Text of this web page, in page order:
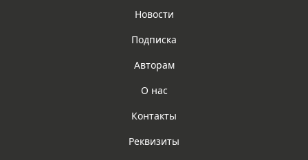
Новости
Подписка
Авторам
О нас
Контакты
Реквизиты